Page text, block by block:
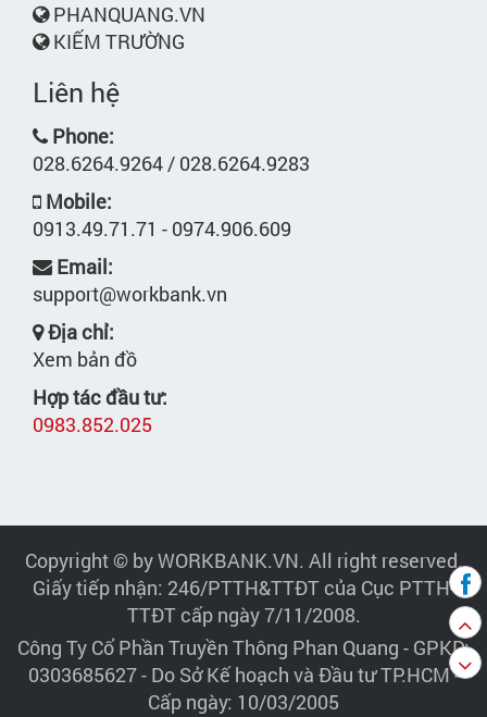
PHANQUANG.VN
KIẾM TRƯỜNG
Liên hệ
Phone:
028.6264.9264 / 028.6264.9283
Mobile:
0913.49.71.71 - 0974.906.609
Email:
support@workbank.vn
Địa chỉ:
Xem bản đồ
Hợp tác đầu tư:
0983.852.025
Copyright © by WORKBANK.VN. All right reserved.
Giấy tiếp nhận: 246/PTTH&TTĐT của Cục PTTH-
TTĐT cấp ngày 7/11/2008.
Công Ty Cổ Phần Truyền Thông Phan Quang - GPKD:
0303685627 - Do Sở Kế hoạch và Đầu tư TP.HCM -
Cấp ngày: 10/03/2005